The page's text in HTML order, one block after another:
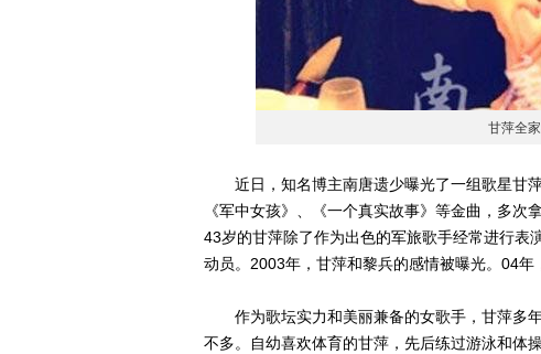
甘萍全
近日，知名博主南唐遗少曝光了一组歌星甘萍
《军中女孩》、《一个真实故事》等金曲，多次
43岁的甘萍除了作为出色的军旅歌手经常进行表
动员。2003年，甘萍和黎兵的感情被曝光。04年
作为歌坛实力和美丽兼备的女歌手，甘萍多
不多。自幼喜欢体育的甘萍，先后练过游泳和体